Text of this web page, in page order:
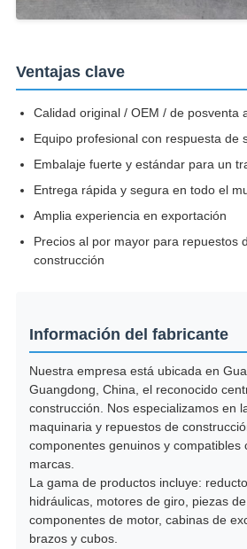
Ventajas clave
Calidad original / OEM / de posventa
Equipo profesional con respuesta de
Embalaje fuerte y estándar para un
Entrega rápida y segura en todo el
Amplia experiencia en exportación
Precios al por mayor para repuestos
construcción
Información del fabricante
Nuestra empresa está ubicada en
Guangdong, China, el reconocido
construcción. Nos especializamos en
maquinaria y repuestos de
componentes genuinos y compatibles
marcas.
La gama de productos incluye:
hidráulicas, motores de giro, piezas
componentes de motor, cabinas de
brazos y cubos.